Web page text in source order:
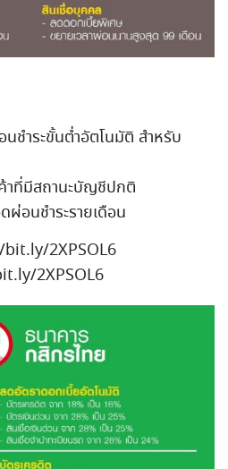
ชำระขั้นต่ำอัตโนมัติ สำหรับ
าที่มีสถานะบัญชีปกติ
อนชำระรายเดือน
2XPSOL6
2XPSOL6